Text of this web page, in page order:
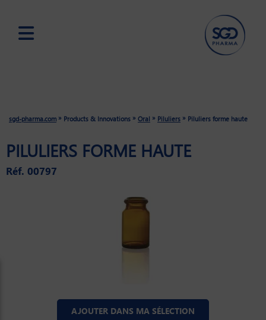
sgd-pharma.com » Products & Innovations » Oral » Piluliers » Piluliers forme haute
PILULIERS FORME HAUTE
Réf. 00797
AJOUTER DANS MA SÉLECTION